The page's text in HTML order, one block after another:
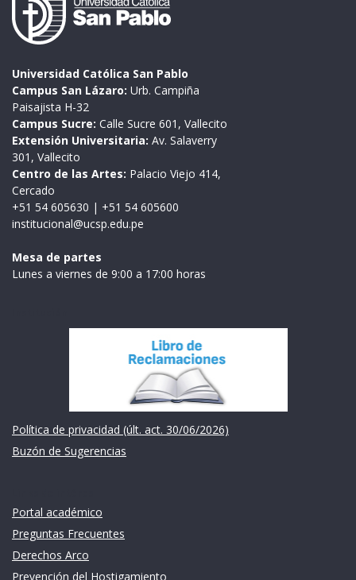
Universidad Católica San Pablo
Campus San Lázaro: Urb. Campiña
Paisajista H-32
Campus Sucre: Calle Sucre 601, Vallecito
Extensión Universitaria: Av. Salaverry
301, Vallecito
Centro de las Artes: Palacio Viejo 414,
Cercado
+51 54 605630 | +51 54 605600
institucional@ucsp.edu.pe
Mesa de partes
Lunes a viernes de 9:00 a 17:00 horas
Política de privacidad (últ. act. 30/06/2026)
Buzón de Sugerencias
Portal académico
Preguntas Frecuentes
Derechos Arco
Prevención del Hostigamiento